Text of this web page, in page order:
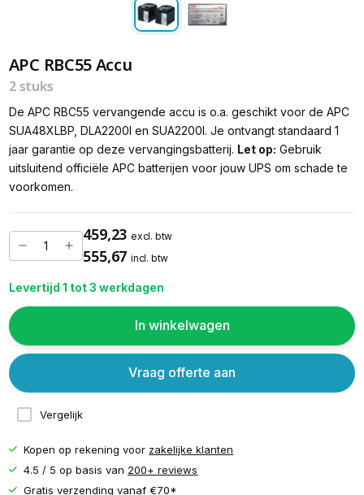
APC RBC55 Accu
2 stuks
De APC RBC55 vervangende accu is o.a. geschikt voor de APC
SUA48XLBP, DLA2200I en SUA2200I. Je ontvangt standaard 1
jaar garantie op deze vervangingsbatterij. Let op: Gebruik
uitsluitend officiële APC batterijen voor jouw UPS om schade te
voorkomen.
459,23 excl. btw
555,67 incl. btw
Levertijd 1 tot 3 werkdagen
In winkelwagen
Vergelijk
Vraag offerte aan
Kopen op rekening voor zakelijke klanten
4.5 / 5 op basis van 200+ reviews
Gratis verzending vanaf€70*